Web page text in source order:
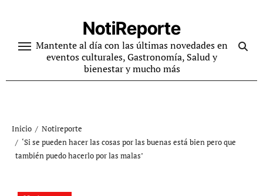
contenido
NotiReporte
Mantente al día con las últimas novedades en
eventos culturales, Gastronomía, Salud y
bienestar y mucho más
Inicio
Notireporte
‘Si se pueden hacer las cosas por las buenas está bien pero que
también puedo hacerlo por las malas’